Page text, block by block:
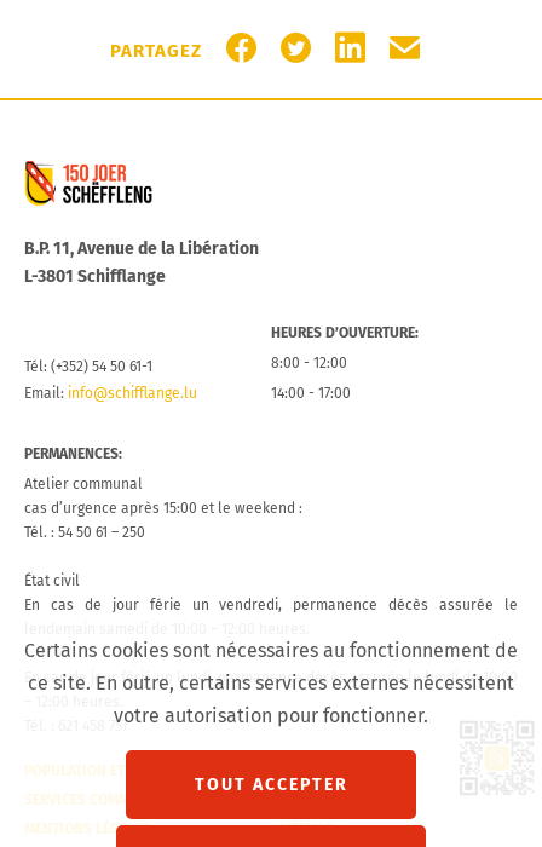
Lien
PARTAGEZ
PARTAGER SUR FACEBOOK
PARTAGER SUR TWITTER
PARTAGER SUR
PARTAGER
B.P. 11, Avenue de la Libération
L-3801 Schifflange
Tél: (+352) 54 50 61-1
Email: info@schifflange.lu
HEURES D’OUVERTURE:
8:00 - 12:00
14:00 - 17:00
PERMANENCES:
Atelier communal
cas d’urgence après 15:00 et le weekend :
Tél. : 54 50 61 – 250
État civil
En cas de jour férie un vendredi, permanence décès assurée le
En cas de jour férié un lundi, permanence décès assurée le lundi de 10:00
Tél. : 621 458 757
POPULATION ET ÉTAT CIVIL
SERVICES COMMUNAUX
MENTIONS LÉGALES
SITEMAP
Certains cookies sont nécessaires au fonctionnement de
ce site. En outre, certains services externes nécessitent
votre autorisation pour fonctionner.
TOUT ACCEPTER